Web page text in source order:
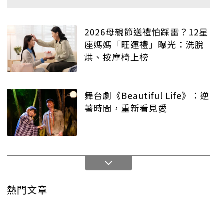
2026母親節送禮怕踩雷？12星
座媽媽「旺運禮」曝光：洗脫
烘、按摩椅上榜
舞台劇《Beautiful Life》：逆
著時間，重新看見愛
熱門文章